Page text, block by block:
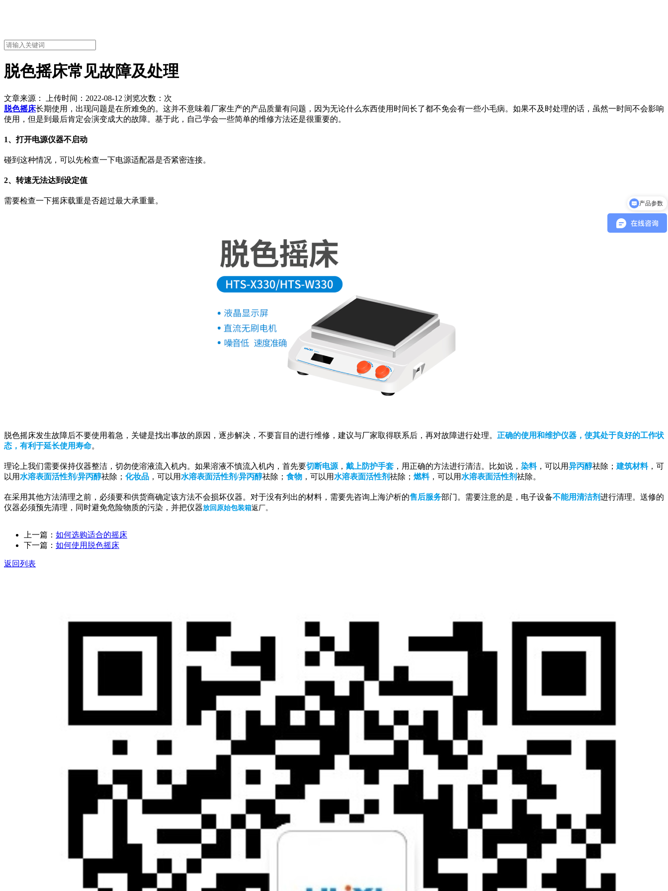
脱色摇床常见故障及处理
文章来源： 上传时间：2022-08-12 浏览次数： 次
脱色摇床长期使用，出现问题是在所难免的。这并不意味着厂家生产的产品质量有问题，因为无论什么东西使用时间长了都不免会有一些小毛病。如果不及时处理的话，虽然一时间不会影响
使用，但是到最后肯定会演变成大的故障。基于此，自己学会一些简单的维修方法还是很重要的。
1、打开电源仪器不启动
碰到这种情况，可以先检查一下电源适配器是否紧密连接。
2、转速无法达到设定值
需要检查一下摇床载重是否超过最大承重量。
脱色摇床发生故障后不要使用着急，关键是找出事故的原因，逐步解决，不要盲目的进行维修，建议与厂家取得联系后，再对故障进行处理。 正确的使用和维护仪器，使其处于良好的工作状
态，有利于延长使用寿命。
理论上我们需要保持仪器整洁，切勿使溶液流入机内。如果溶液不慎流入机内，首先要切断电源 ， 戴上防护手套 ，用正确的方法进行清洁。比如说， 染料，可以用异丙醇祛除； 建筑材料，可
以用 水溶表面活性剂/异丙醇祛除； 化妆品 ，可以用 水溶表面活性剂/异丙醇祛除； 食物 ，可以用 水溶表面活性剂祛除； 燃料，可以用 水溶表面活性剂祛除。
在采用其他方法清理之前，必须要和供货商确定该方法不会损坏仪器。对于没有列出的材料，需要先咨询上海沪析的售后服务部门。需要注意的是，电子设备不能用清洁剂进行清理。送修的
仪器必须预先清理，同时避免危险物质的污染，并把仪器放回原始包装箱返厂。
上一篇： 如何选购适合的摇床
下一篇： 如何使用脱色摇床
返回列表